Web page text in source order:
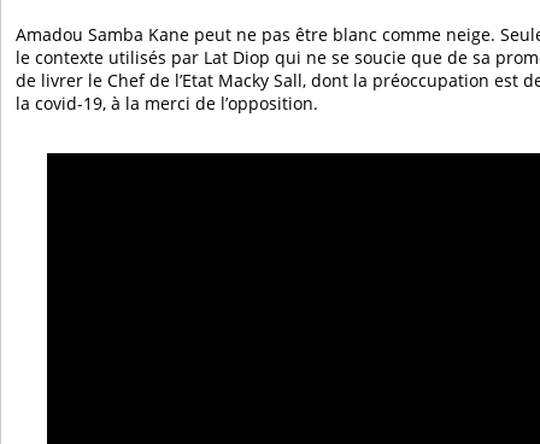
Amadou Samba Kane peut ne pas être blanc comme neige.
le contexte utilisés par Lat Diop qui ne se soucie que de sa
de livrer le Chef de l’Etat Macky Sall, dont la préoccupation est
la covid-19, à la merci de l’opposition.